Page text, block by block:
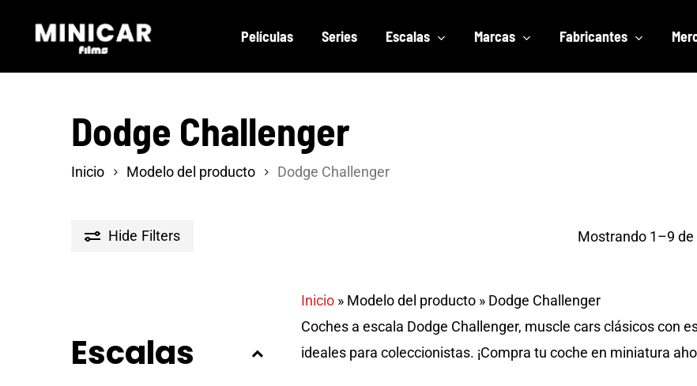
Películas Series Escalas Marcas Fabricantes
Dodge Challenger
Inicio Modelo del producto Dodge Challenger
Hide Filters Mostrando 1–9
Escalas
Inicio » Modelo del producto » Dodge Challenger
Coches a escala Dodge Challenger, muscle cars clásicos con
ideales para coleccionistas. ¡Compra tu coche en miniatura